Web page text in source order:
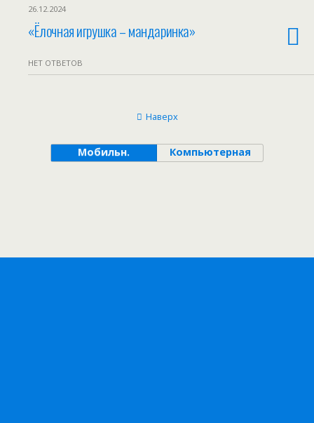
26.12.2024
«Ёлочная игрушка – мандаринка»
НЕТ ОТВЕТОВ
Наверх
Мобильн. Компьютерная